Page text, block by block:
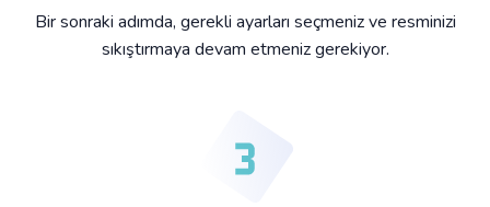
Bir sonraki adımda, gerekli ayarları seçmeniz ve resminizi
sıkıştırmaya devam etmeniz gerekiyor.